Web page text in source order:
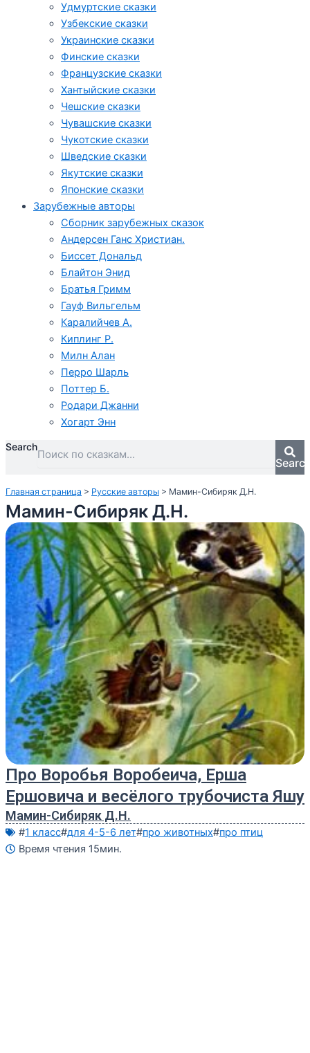
Удмуртские сказки
Узбекские сказки
Украинские сказки
Финские сказки
Французские сказки
Хантыйские сказки
Чешские сказки
Чувашские сказки
Чукотские сказки
Шведские сказки
Якутские сказки
Японские сказки
Зарубежные авторы
Сборник зарубежных сказок
Андерсен Ганс Христиан.
Биссет Дональд
Блайтон Энид
Братья Гримм
Гауф Вильгельм
Каралийчев А.
Киплинг Р.
Милн Алан
Перро Шарль
Поттер Б.
Родари Джанни
Хогарт Энн
Search
Главная страница > Русские авторы > Мамин-Сибиряк Д.Н.
Мамин-Сибиряк Д.Н.
Про Воробья Воробеича, Ерша
Ершовича и весёлого трубочиста Яшу
Мамин-Сибиряк Д.Н.
#1 класс#для 4-5-6 лет#про животных#про птиц
Время чтения 15мин.